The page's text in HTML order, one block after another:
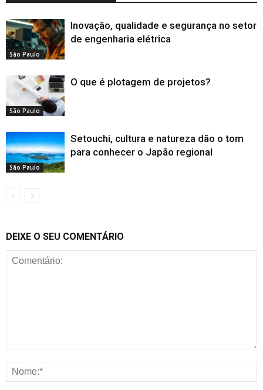
São Paulo
Inovação, qualidade e segurança no setor
de engenharia elétrica
São Paulo
O que é plotagem de projetos?
São Paulo
Setouchi, cultura e natureza dão o tom
para conhecer o Japão regional
DEIXE O SEU COMENTÁRIO